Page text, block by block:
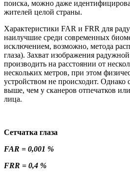
поиска, можно даже
жителей целой страны.
Характеристики FAR и FRR для
наилучшие среди современных
исключением, возможно, метода
глаза). Захват изображения
производить на расстоянии от
нескольких метров, при этом
устройством не происходит. Однако
выше, чем у сканеров отпечатков
лица.
Сетчатка глаза
FAR = 0,001 %
FRR = 0,4 %